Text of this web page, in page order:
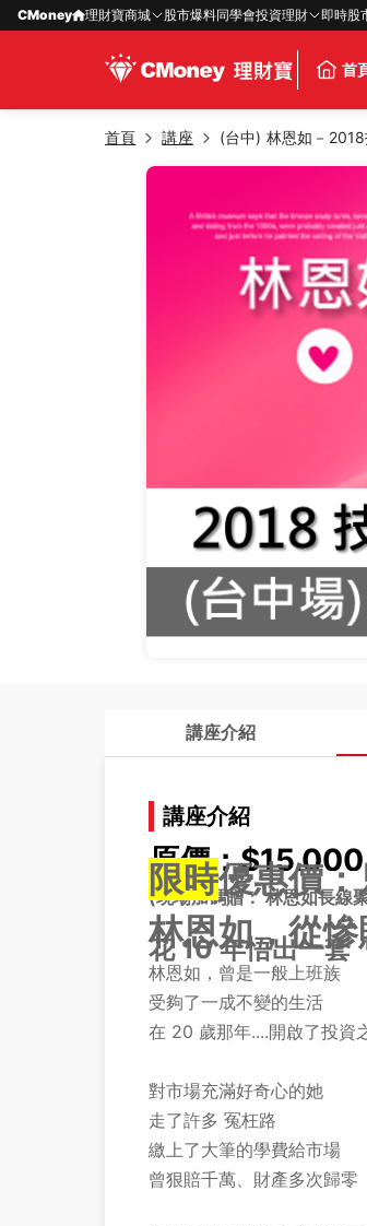
CMoney 理財寶商城 股市爆料同學會投資理財 即時股
首
首頁 講座 (台中) 林恩如－
講座介紹
講座介紹
原價：
限時優惠價
(現場加碼贈： 林恩如長線
林恩如，從慘
花 10 年悟出一套
林恩如，曾是一般上班族
受夠了一成不變的生活
在 20 歲那年....開啟了投資
對市場充滿好奇心的她
走了許多 冤枉路
繳上了大筆的學費給市場
曾狠賠千萬、財產多次歸零